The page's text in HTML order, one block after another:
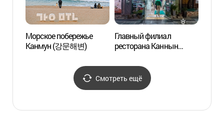
Морское побережье
Канмун (강문해변)
Главный филиал
ресторана Каннын
Donghwa Garden
(강릉짬뽕순두부
동화가든 본점)
Смотреть ещё